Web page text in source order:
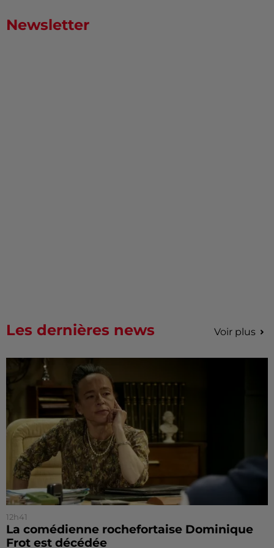
Newsletter
Les dernières news Voir plus
12h41
La comédienne rochefortaise Dominique
Frot est décédée